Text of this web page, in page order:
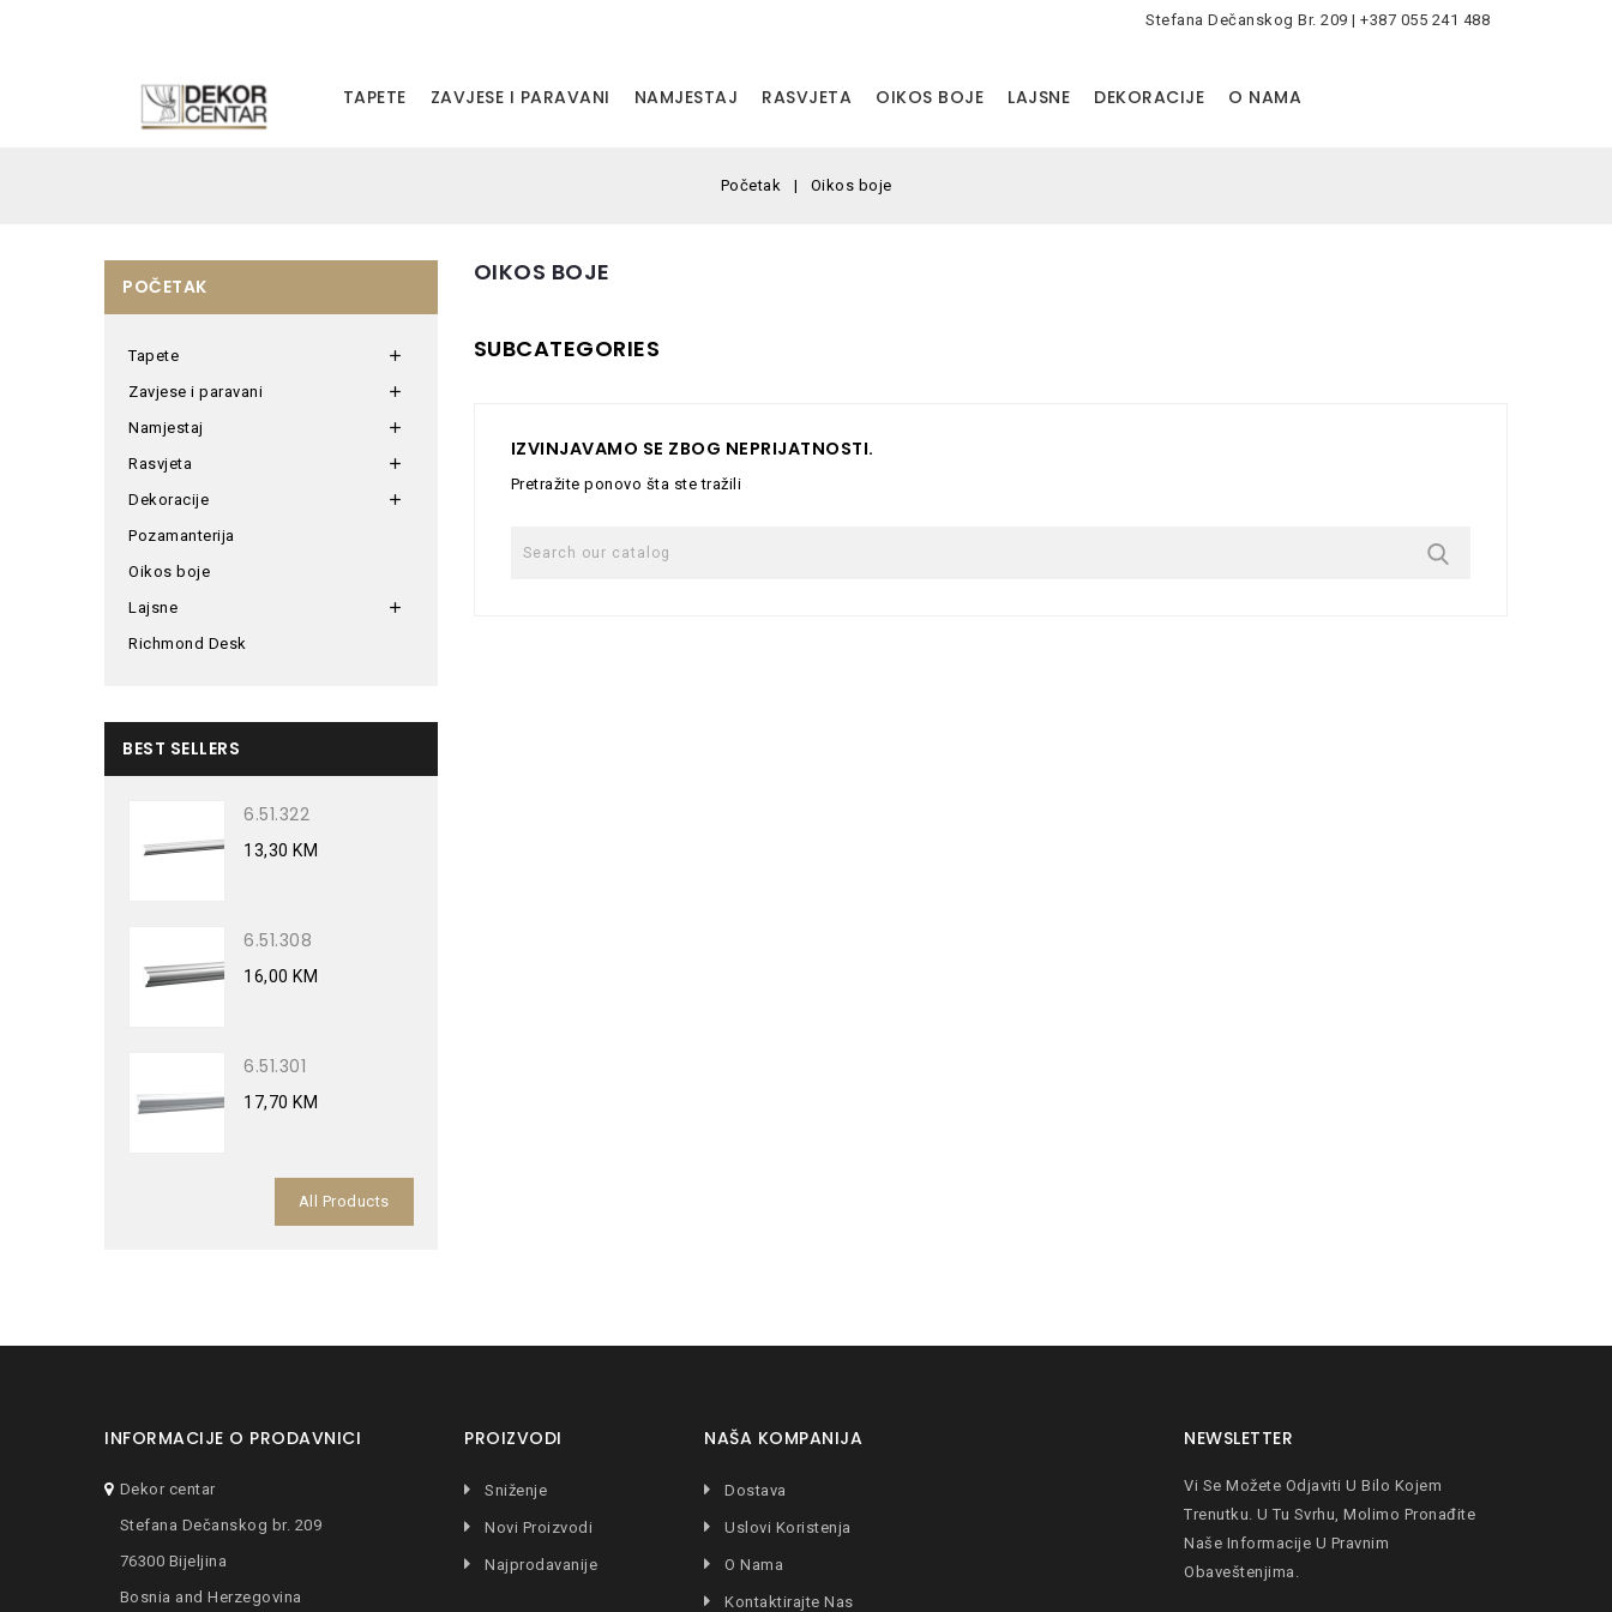
Stefana Dečanskog Br. 209 | +387 055 241 488
TAPETE ZAVJESE I PARAVANI NAMJESTAJ RASVJETA OIKOS BOJE LAJSNE DEKORACIJE O NAMA
Početak Oikos boje
POČETAK
Tapete

Zavjese i paravani

Namjestaj

Rasvjeta

Dekoracije

Pozamanterija
Oikos boje
Lajsne

Richmond Desk
BEST SELLERS
6.51.322
13,30 KM
6.51.308
16,00 KM
6.51.301
17,70 KM
All Products
OIKOS BOJE
SUBCATEGORIES
IZVINJAVAMO SE ZBOG NEPRIJATNOSTI.
Pretražite ponovo šta ste tražili
INFORMACIJE O PRODAVNICI
Dekor centar
Stefana Dečanskog br. 209
76300 Bijeljina
Bosnia and Herzegovina
PROIZVODI
Sniženje
Novi Proizvodi
Najprodavanije
NAŠA KOMPANIJA
Dostava
Uslovi Koristenja
O Nama
Kontaktirajte Nas
NEWSLETTER
Vi Se Možete Odjaviti U Bilo Kojem
Trenutku. U Tu Svrhu, Molimo Pronađite
Naše Informacije U Pravnim
Obaveštenjima.